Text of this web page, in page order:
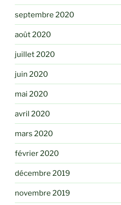
septembre 2020
août 2020
juillet 2020
juin 2020
mai 2020
avril 2020
mars 2020
février 2020
décembre 2019
novembre 2019